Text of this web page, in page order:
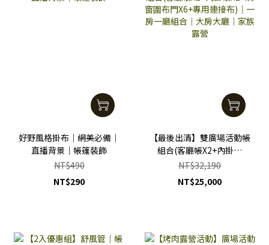
好野風格掛布｜網美必備｜
直播背景｜帳篷裝飾
NT$490
NT$290
【最後出清】雙廣場活動帳
組合(客廳帳X2+內掛帳
X1+網窗圍布門X6+專用連
接布)｜一房一廳組合｜大
房大廳｜家族露營
NT$32,190
NT$25,000